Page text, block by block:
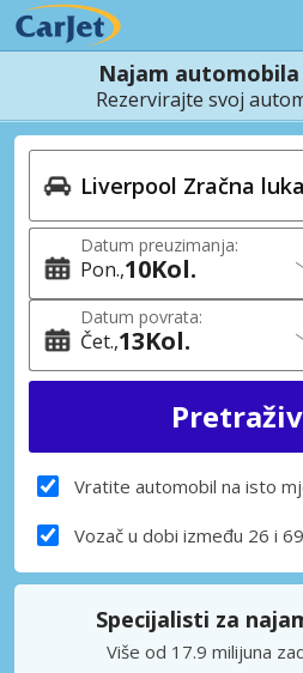
Najam
Rezervirajte svoj
Datum preuzimanja:
Pon. 10Kol.
Datum povrata:
Čet. 13Kol.
Vratite automobil na isto
Vozač u dobi između 26 i
Specijalisti za
Više od 17.9 milijuna